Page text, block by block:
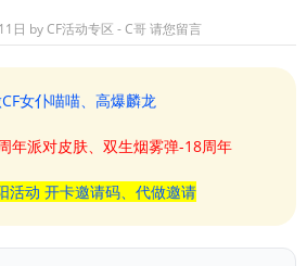
日 byCF活动专区 - C哥请您留言
女仆喵喵、高爆麟龙
年派对皮肤、双生烟雾弹-18周年
活动 开卡邀请码、代做邀请